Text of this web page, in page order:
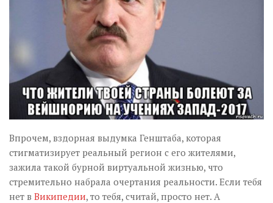
Впрочем, вздорная выдумка Генштаба, которая
стигматизирует реальный регион с его жителями,
зажила такой бурной виртуальной жизнью, что
стремительно набрала очертания реальности. Если тебя
нет в Википедии, то тебя, считай, просто нет. А